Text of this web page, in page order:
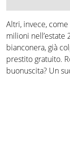
Altri, invece,
milioni nell’estate
bianconera, già
prestito gratuito.
buonuscita? Un